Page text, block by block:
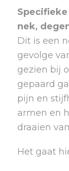
nek,
Dit is een
gevolge
gezien bij
gepaard
pijn en
armen en
draaien
Het gaat